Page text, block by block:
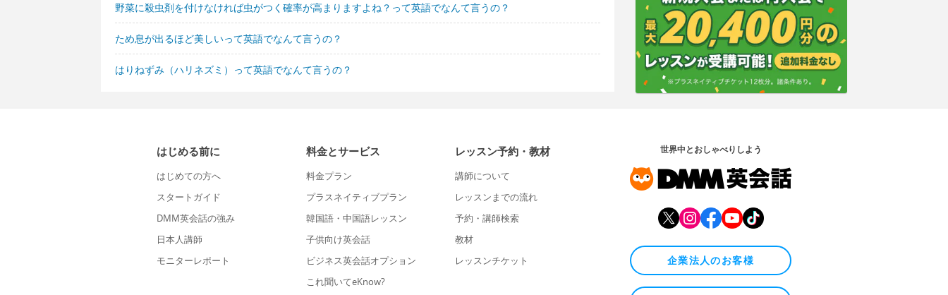
野菜に殺虫剤を付けなければ虫がつく確率が高まりますよね？って英語でなんて言うの？
ため息が出るほど美しいって英語でなんて言うの？
はりねずみ（ハリネズミ）って英語でなんて言うの？
はじめる前に
はじめての方へ
スタートガイド
DMM英会話の強み
日本人講師
モニターレポート
料金とサービス
料金プラン
プラスネイティブプラン
韓国語・中国語レッスン
子供向け英会話
ビジネス英会話オプション
これ聞いてeKnow?
レッスン予約・教材
講師について
レッスンまでの流れ
予約・講師検索
教材
レッスンチケット
世界中とおしゃべりしよう
企業法人のお客様